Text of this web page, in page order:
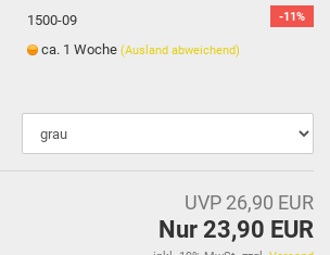
-11%
1500-09
ca. 1 Woche(Ausland abweichend)
UVP 26,90 EUR
Nur 23,90 EUR